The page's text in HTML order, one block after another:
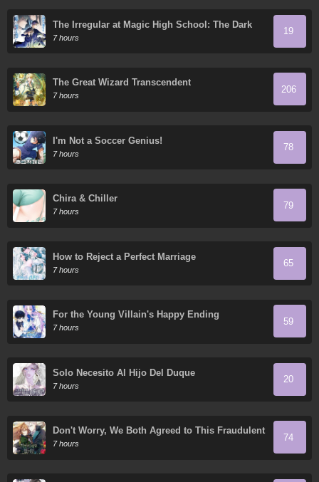
The Irregular at Magic High School: The Dark
Flashes in the Night's Veil
7 hours
19
The Great Wizard Transcendent
7 hours
206
I'm Not a Soccer Genius!
7 hours
78
Chira & Chiller
7 hours
79
How to Reject a Perfect Marriage
7 hours
65
For the Young Villain's Happy Ending
7 hours
59
Solo Necesito Al Hijo Del Duque
7 hours
20
Don't Worry, We Both Agreed to This Fraudulent
Marriage
7 hours
74